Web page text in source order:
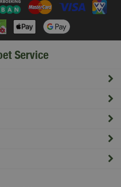
Service